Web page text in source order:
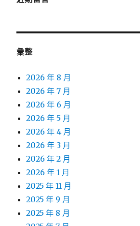
彙整
2026 年 8 月
2026 年 7 月
2026 年 6 月
2026 年 5 月
2026 年 4 月
2026 年 3 月
2026 年 2 月
2026 年 1 月
2025 年 11 月
2025 年 9 月
2025 年 8 月